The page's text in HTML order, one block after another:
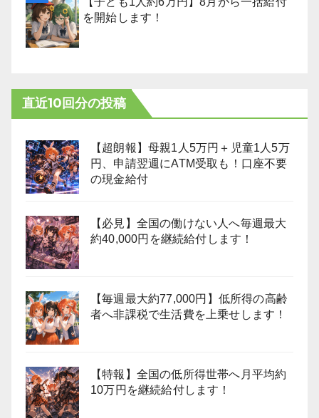
を開始します！
直近10回分の投稿
【超朗報】母親1人5万円＋児童1人5万
円、申請翌週にATM受取も！口座不要
の現金給付
【必見】全国の働けない人へ毎週最大
約40,000円を継続給付します！
【毎週最大約77,000円】低所得の高齢
者へ非課税で生活費を上乗せします！
【特報】全国の低所得世帯へ月平均約
10万円を継続給付します！